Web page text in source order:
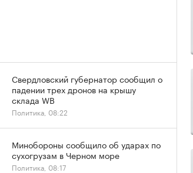
Свердловский губернатор сообщил о
падении трех дронов на крышу
склада WB
Политика, 08:22
Минобороны сообщило об ударах по
сухогрузам в Черном море
Политика, 08:17